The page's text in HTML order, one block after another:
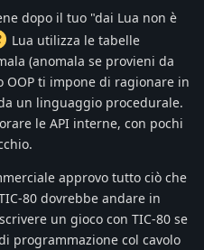
dopo il tuo "dai Lua non è
Lua utilizza le tabelle
(anomala se provieni da
OOP ti impone di ragionare in
un linguaggio procedurale.
le API interne, con pochi
approvo tutto ciò che
80 dovrebbe andare in
un gioco con TIC-80 se
programmazione col cavolo